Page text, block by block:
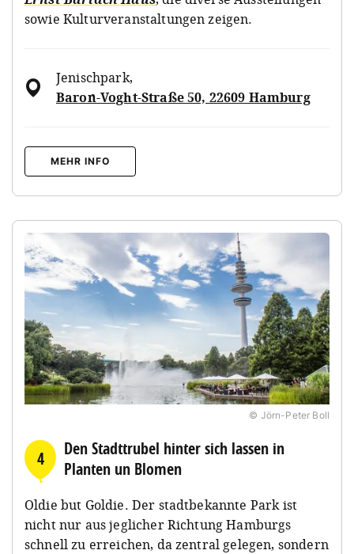
sowie Kulturveranstaltungen zeigen.
Jenischpark,
Baron-Voght-Straße 50, 22609 Hamburg
MEHR INFO
© Jörn-Peter Boll
4
Den Stadttrubel hinter sich lassen in
Planten un Blomen
Oldie but Goldie. Der stadtbekannte Park ist
nicht nur aus jeglicher Richtung Hamburgs
schnell zu erreichen, da zentral gelegen, sondern